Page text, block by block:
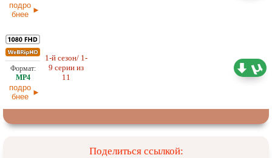
подро
бнее
подро
бнее
1-й сезон/ 1-
9 серии из
11
Поделиться ссылкой: